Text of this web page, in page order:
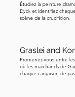
Étudiez la peinture
Dyck et identifiez
scène de la crucifixion.
Graslei and
Promenez-vous entre
où les marchands de
chaque cargaison de